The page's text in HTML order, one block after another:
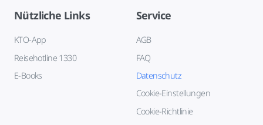
Nützliche Links
KTO-App
Reisehotline 1330
E-Books
Service
AGB
FAQ
Datenschutz
Cookie-Einstellungen
Cookie-Richtlinie